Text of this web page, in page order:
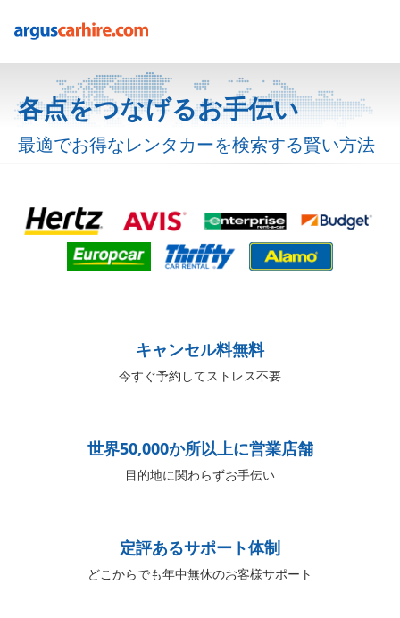
各点をつなげるお手伝い
最適でお得なレンタカーを検索する賢い方法
キャンセル料無料
今すぐ予約してストレス不要
世界50,000か所以上に営業店舗
目的地に関わらずお手伝い
定評あるサポート体制
どこからでも年中無休のお客様サポート